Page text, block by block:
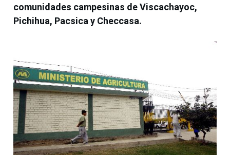
comunidades campesinas de Viscachayoc,
Pichihua, Pacsica y Checcasa.